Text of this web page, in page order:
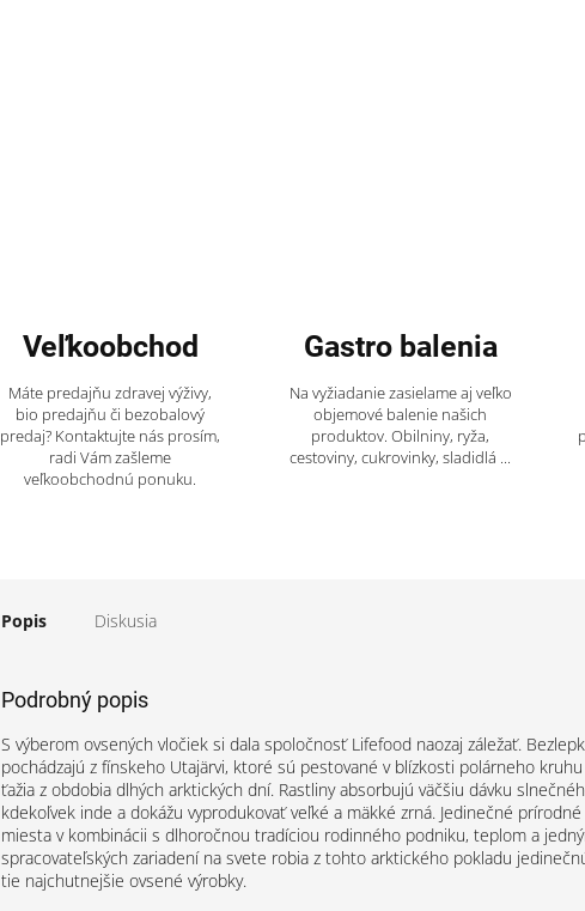
Veľkoobchod
Máte predajňu zdravej výživy,
bio predajňu či bezobalový
predaj? Kontaktujte nás prosím,
radi Vám zašleme
veľkoobchodnú ponuku.
Gastro balenia
Na vyžiadanie zasielame aj veľko
objemové balenie našich
produktov. Obilniny, ryža,
cestoviny, cukrovinky, sladidlá ...
Popis Diskusia
Podrobný popis
S výberom ovsených vločiek si dala spoločnosť Lifefood naozaj záležať.
pochádzajú z fínskeho Utajärvi, ktoré sú pestované v blízkosti polárneho
ťažia z obdobia dlhých arktických dní. Rastliny absorbujú väčšiu dávku
kdekoľvek inde a dokážu vyprodukovať veľké a mäkké zrná. Jedinečné
miesta v kombinácii s dlhoročnou tradíciou rodinného podniku, teplom a
spracovateľských zariadení na svete robia z tohto arktického pokladu
tie najchutnejšie ovsené výrobky.